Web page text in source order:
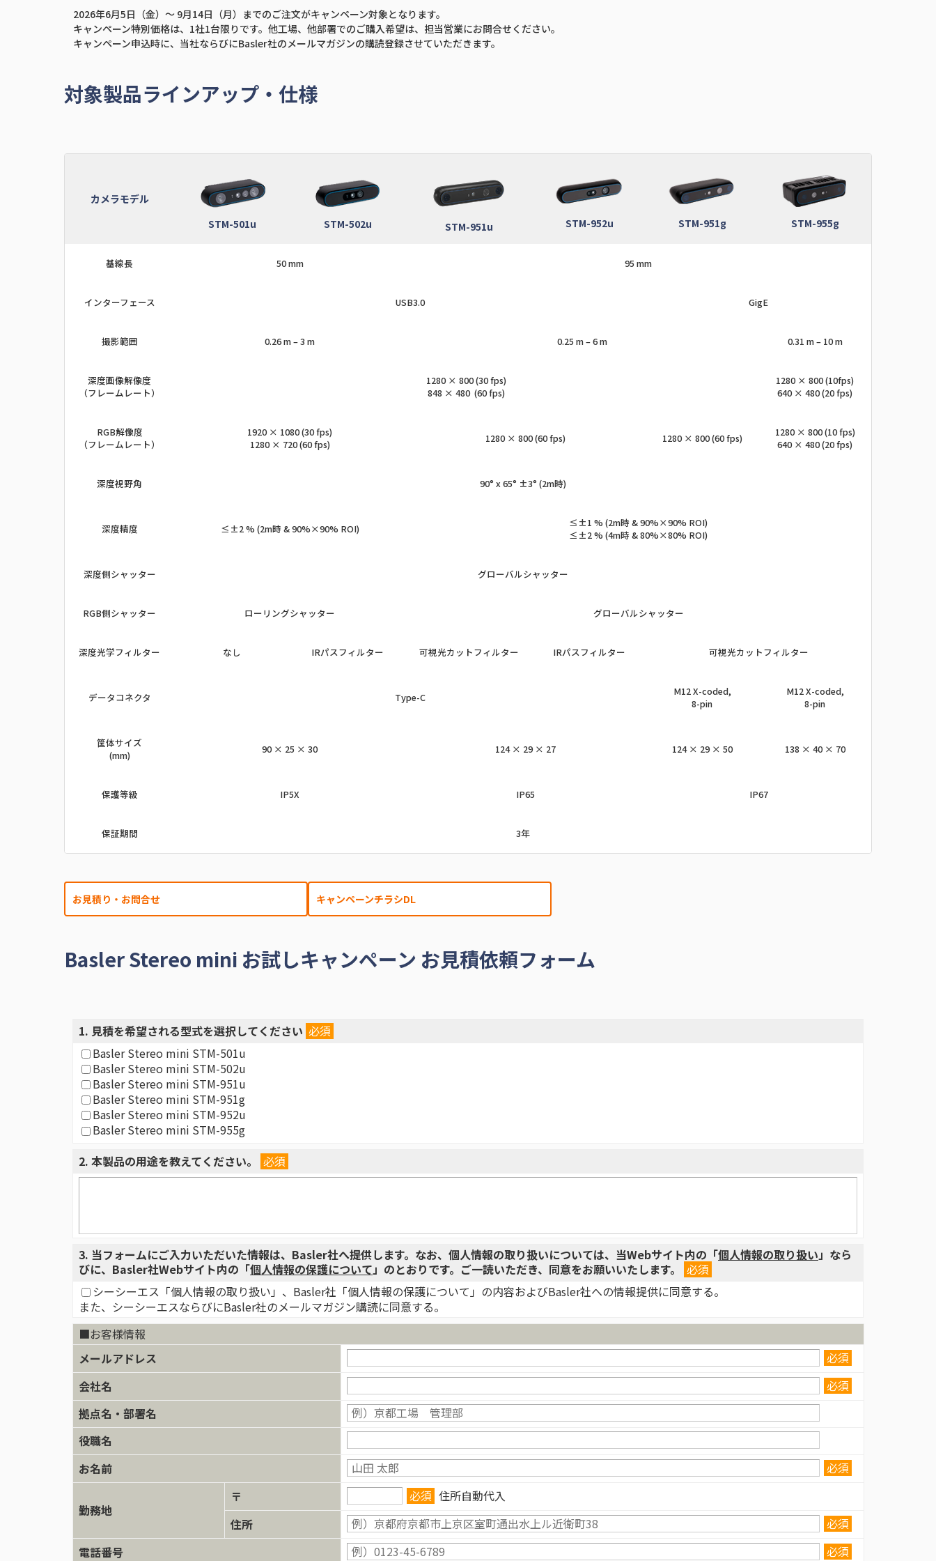
2026年6月5日（金）～ 9月14日（月）までのご注文がキャンペーン対象となります。
キャンペーン特別価格は、1社1台限りです。他工場、他部署でのご購入希望は、担当営業にお問合せください。
キャンペーン申込時に、当社ならびにBasler社のメールマガジンの購読登録させていただきます。
対象製品ラインアップ・仕様
カメラモデル
STM-501u
STM-502u STM-951u STM-952u STM-951g STM-955g
基線長 50 mm 95 mm
インターフェース USB3.0 GigE
撮影範囲 0.26 m – 3 m 0.25 m – 6 m 0.31 m – 10 m
深度画像解像度
（フレームレート）
1280 × 800 (30 fps)
848 × 480 (60 fps)
1280 × 800 (10fps)
640 × 480 (20 fps)
RGB解像度
（フレームレート）
1920 × 1080 (30 fps)
1280 × 720 (60 fps)
1280 × 800 (60 fps) 1280 × 800 (60 fps)
1280 × 800 (10 fps)
640 × 480 (20 fps)
深度視野角 90° x 65° ±3° (2m時)
深度精度 ≤±2 % (2m時 & 90%×90% ROI)
≤±1 % (2m時 & 90%×90% ROI)
≤±2 % (4m時 & 80%×80% ROI)
深度側シャッター グローバルシャッター
RGB側シャッター ローリングシャッター グローバルシャッター
深度光学フィルター なし IRパスフィルター 可視光カットフィルター IRパスフィルター 可視光カットフィルター
データコネクタ Type-C
M12 X-coded,
8-pin
M12 X-coded,
8-pin
筐体サイズ
(mm)
90 × 25 × 30 124 × 29 × 27 124 × 29 × 50 138 × 40 × 70
保護等級 IP5X IP65 IP67
保証期間 3年
お見積り・お問合せ キャンペーンチラシDL
Basler Stereo mini お試しキャンペーン お見積依頼フォーム
1. 見積を希望される型式を選択してください 必須
Basler Stereo mini STM-501u
Basler Stereo mini STM-502u
Basler Stereo mini STM-951u
Basler Stereo mini STM-951g
Basler Stereo mini STM-952u
Basler Stereo mini STM-955g
2. 本製品の用途を教えてください。 必須
3. 当フォームにご入力いただいた情報は、Basler社へ提供します。なお、個人情報の取り扱いについては、当Webサイト内の「個人情報の取り扱い 」なら
びに、Basler社Webサイト内の「個人情報の保護について 」のとおりです。ご一読いただき、同意をお願いいたします。
必須
シーシーエス「個人情報の取り扱い」、Basler社「個人情報の保護について」の内容およびBasler社への情報提供に同意する。
また、シーシーエスならびにBasler社のメールマガジン購読に同意する。
■お客様情報
メールアドレス
必須
会社名
必須
拠点名・部署名
役職名
お名前
必須
勤務地
〒 必須 住所自動代入
住所
必須
電話番号
必須